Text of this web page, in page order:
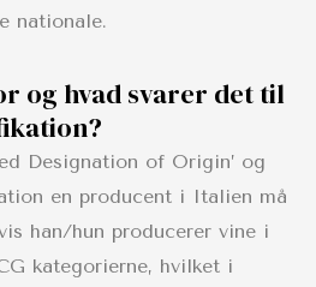
nationale.
og hvad svarer det til
Designation of Origin’ og
en producent i Italien må
han/hun producerer vine i
kategorierne, hvilket i